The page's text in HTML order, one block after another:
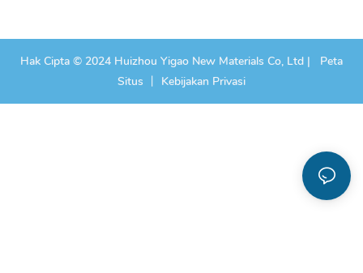
Hak Cipta © 2024 Huizhou Yigao New Materials Co, Ltd |
Peta
Situs 丨 Kebijakan Privasi